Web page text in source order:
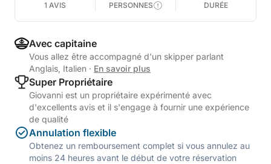
1 AVIS PERSONNES DURÉE
Avec capitaine
Vous allez être accompagné d'un skipper parlant
Anglais, Italien · En savoir plus
Super Propriétaire
Giovanni est un propriétaire expérimenté avec
d'excellents avis et il s'engage à fournir une expérience
de qualité
Annulation flexible
Obtenez un remboursement complet si vous annulez au
moins 24 heures avant le début de votre réservation